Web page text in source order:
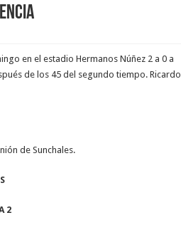
en el estadio Hermanos Núñez 2 a 0 a
de los 45 del segundo tiempo. Ricardo
de Sunchales.
2